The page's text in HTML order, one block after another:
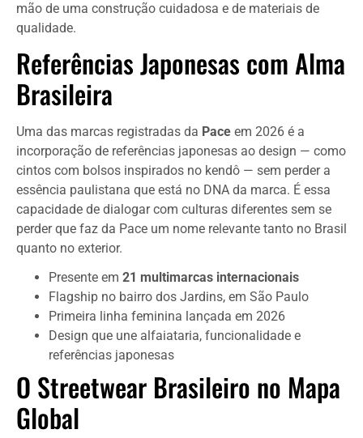
mão de uma construção cuidadosa e de materiais de
qualidade.
Referências Japonesas com Alma
Brasileira
Uma das marcas registradas da Pace em 2026 é a
incorporação de referências japonesas ao design — como
cintos com bolsos inspirados no kendô — sem perder a
essência paulistana que está no DNA da marca. É essa
capacidade de dialogar com culturas diferentes sem se
perder que faz da Pace um nome relevante tanto no Brasil
quanto no exterior.
Presente em 21 multimarcas internacionais
Flagship no bairro dos Jardins, em São Paulo
Primeira linha feminina lançada em 2026
Design que une alfaiataria, funcionalidade e
referências japonesas
O Streetwear Brasileiro no Mapa
Global